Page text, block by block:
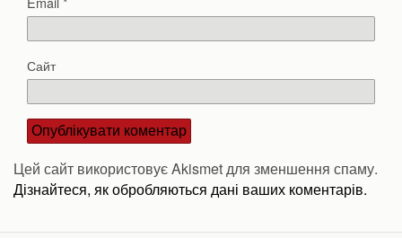
Сайт
Цей сайт використовує Akismet для зменшення спаму.
Дізнайтеся, як обробляються дані ваших коментарів.